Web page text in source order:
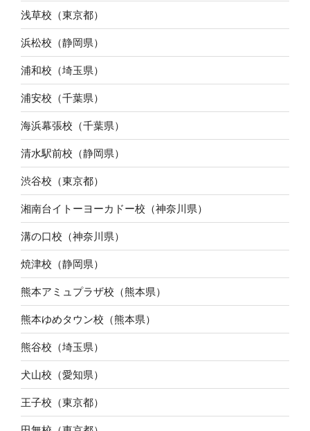
浅草校（東京都）
浜松校（静岡県）
浦和校（埼玉県）
浦安校（千葉県）
海浜幕張校（千葉県）
清水駅前校（静岡県）
渋谷校（東京都）
湘南台イトーヨーカドー校（神奈川県）
溝の口校（神奈川県）
焼津校（静岡県）
熊本アミュプラザ校（熊本県）
熊本ゆめタウン校（熊本県）
熊谷校（埼玉県）
犬山校（愛知県）
王子校（東京都）